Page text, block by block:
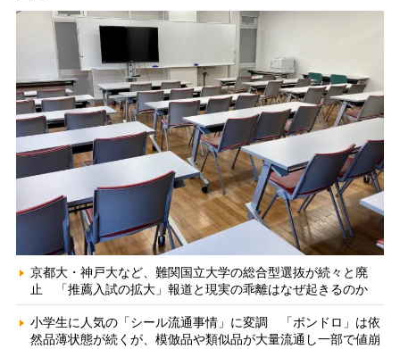
京都大・神戸大など、難関国立大学の総合型選抜が続々と廃
止 「推薦入試の拡大」報道と現実の乖離はなぜ起きるのか
小学生に人気の「シール流通事情」に変調 「ボンドロ」は依
然品薄状態が続くが、模倣品や類似品が大量流通し一部で値崩